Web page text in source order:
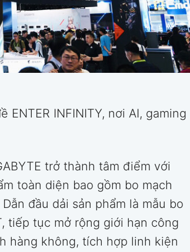
ENTER INFINITY, nơi AI, gaming
trở thành tâm điểm với
toàn diện bao gồm bo mạch
đầu dải sản phẩm là mẫu bo
tiếp tục mở rộng giới hạn công
hàng không, tích hợp linh kiện